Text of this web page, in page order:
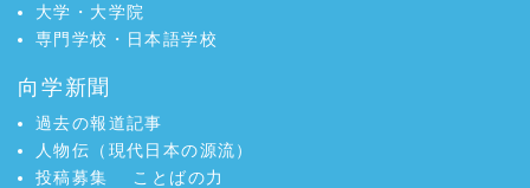
大学・大学院
専門学校・日本語学校
向学新聞
過去の報道記事
人物伝（現代日本の源流）
投稿募集
ことばの力